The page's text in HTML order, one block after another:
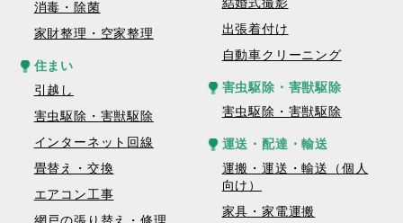
消毒・除菌
家財整理・空家整理
住まい
引越し
害虫駆除・害獣駆除
インターネット回線
畳替え・交換
エアコン工事
結婚式撮影
出張着付け
自動車クリーニング
害虫駆除・害獣駆除
害虫駆除・害獣駆除
運送・配達・輸送
運搬・運送・輸送（個人
向け）
家具・家電運搬